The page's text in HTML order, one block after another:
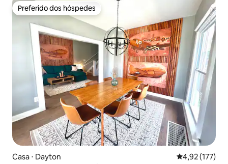
Preferido dos hóspedes
Preferido dos hóspedes
Casa ⋅ Dayton 4,92 de uma
4,92 (177)